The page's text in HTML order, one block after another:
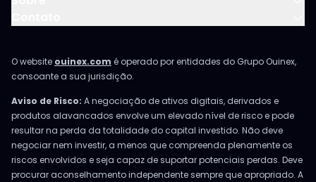
O website ouinex.com é operado por entidades do Grupo Ouinex,
consoante a sua jurisdição.
Aviso de Risco: A negociação de ativos digitais, derivados e
produtos alavancados envolve um elevado nível de risco e pode
resultar na perda da totalidade do capital investido. Não deve
negociar nem investir, a menos que compreenda plenamente os
riscos envolvidos e seja capaz de suportar potenciais perdas. Deve
procurar aconselhamento independente sempre que apropriado. A